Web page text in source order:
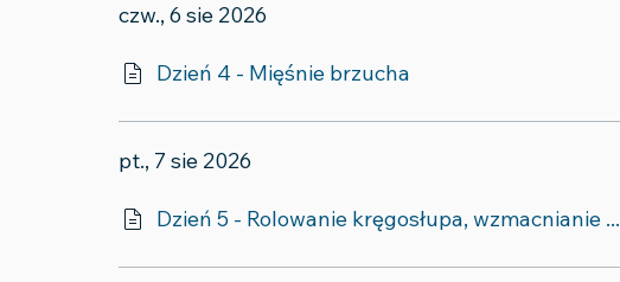
czw., 6 sie 2026
Dzień 4 - Mięśnie brzucha
pt., 7 sie 2026
Dzień 5 - Rolowanie kręgosłupa, wzmacnianie ...